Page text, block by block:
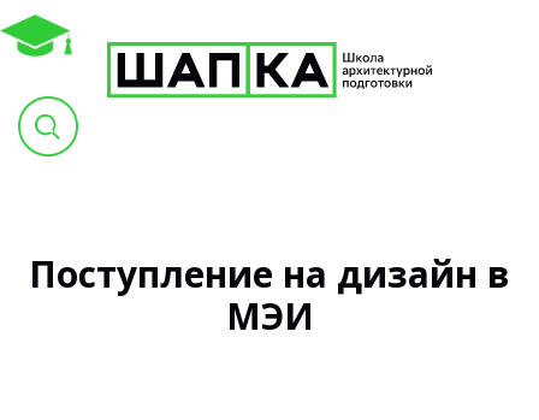
Поступление на дизайн в
МЭИ